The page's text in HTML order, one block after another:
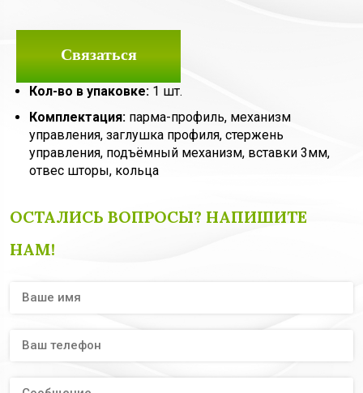
Связаться
Кол-во в упаковке: 1 шт.
Комплектация: парма-профиль, механизм
управления, заглушка профиля, стержень
управления, подъёмный механизм, вставки 3мм,
отвес шторы, кольца
ОСТАЛИСЬ ВОПРОСЫ? НАПИШИТЕ
НАМ!